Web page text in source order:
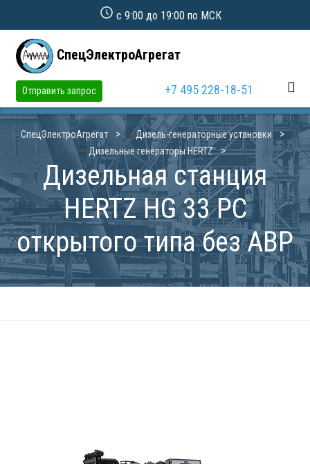
с 9:00 до 19:00 по МСК
СпецЭлектроАгрегат
Отправить запрос +7 495 228-18-51
СпецЭлектроАгрегат
Дизель-генераторные установки
Дизельные генераторы HERTZ
Дизельная станция
HERTZ HG 33 PC
открытого типа без АВР